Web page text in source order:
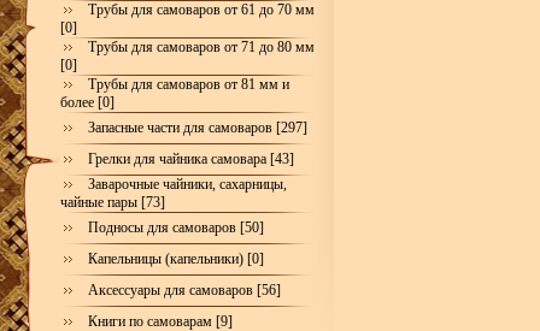
Трубы для самоваров от 61 до 70 мм
[0]
Трубы для самоваров от 71 до 80 мм
[0]
Трубы для самоваров от 81 мм и
более [0]
Запасные части для самоваров [297]
Грелки для чайника самовара [43]
Заварочные чайники, сахарницы,
чайные пары [73]
Подносы для самоваров [50]
Капельницы (капельники) [0]
Аксессуары для самоваров [56]
Книги по самоварам [9]